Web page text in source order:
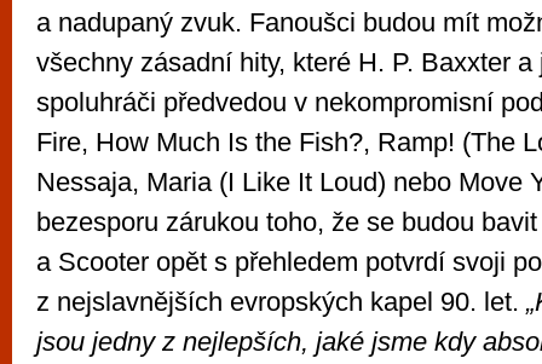
a nadupaný zvuk. Fanoušci budou mít
všechny zásadní hity, které H. P. Baxxter a
spoluhráči předvedou v nekompromisní
Fire, How Much Is the Fish?, Ramp! (The
Nessaja, Maria (I Like It Loud) nebo Move
bezesporu zárukou toho, že se budou
a Scooter opět s přehledem potvrdí svoji
z nejslavnějších evropských kapel 90. let.
jsou jedny z nejlepších, jaké jsme kdy